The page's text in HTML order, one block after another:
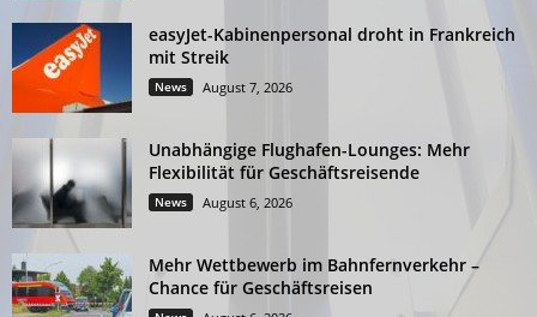
easyJet-Kabinenpersonal droht in Frankreich
mit Streik
News August 7, 2026
Unabhängige Flughafen-Lounges: Mehr
Flexibilität für Geschäftsreisende
News August 6, 2026
Mehr Wettbewerb im Bahnfernverkehr –
Chance für Geschäftsreisen